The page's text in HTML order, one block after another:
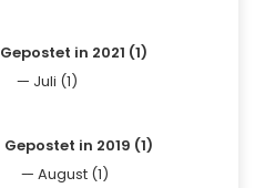
Gepostet in 2021 (1)
Juli (1)
Gepostet in 2019 (1)
August (1)